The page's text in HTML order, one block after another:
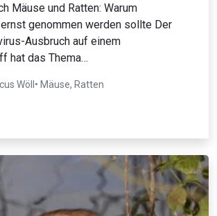
Mäuse und Ratten: Warum
genommen werden sollte Der
Ausbruch auf einem
hat das Thema…
Wöll • Mäuse, Ratten